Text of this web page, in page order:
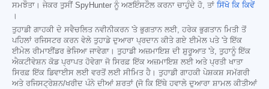
ਸਮਝੌਤਾ। ਜੇਕਰ ਤੁਸੀਂ SpyHunter ਨੂੰ ਅਣਇੰਸਟੌਲ ਕਰਨਾ ਚਾਹੁੰਦੇ ਹੋ, ਤਾਂ ਸਿੱਖੋ ਕਿ ਕਿਵੇਂ
।
ਤੁਹਾਡੀ ਗਾਹਕੀ ਦੇ ਸਵੈਚਲਿਤ ਨਵੀਨੀਕਰਨ 'ਤੇ ਭੁਗਤਾਨ ਲਈ, ਹਰੇਕ ਭੁਗਤਾਨ ਮਿਤੀ ਤੋਂ
ਪਹਿਲਾਂ ਰਜਿਸਟਰ ਕਰਨ ਵੇਲੇ ਤੁਹਾਡੇ ਦੁਆਰਾ ਪ੍ਰਦਾਨ ਕੀਤੇ ਗਏ ਈਮੇਲ ਪਤੇ 'ਤੇ ਇੱਕ
ਈਮੇਲ ਰੀਮਾਈਂਡਰ ਭੇਜਿਆ ਜਾਵੇਗਾ। ਤੁਹਾਡੀ ਅਜ਼ਮਾਇਸ਼ ਦੀ ਸ਼ੁਰੂਆਤ 'ਤੇ, ਤੁਹਾਨੂੰ ਇੱਕ
ਐਕਟੀਵੇਸ਼ਨ ਕੋਡ ਪ੍ਰਾਪਤ ਹੋਵੇਗਾ ਜੋ ਸਿਰਫ਼ ਇੱਕ ਅਜ਼ਮਾਇਸ਼ ਲਈ ਅਤੇ ਪ੍ਰਤੀ ਖਾਤਾ
ਸਿਰਫ਼ ਇੱਕ ਡਿਵਾਈਸ ਲਈ ਵਰਤੋਂ ਲਈ ਸੀਮਿਤ ਹੈ। ਤੁਹਾਡੀ ਗਾਹਕੀ ਪੇਸ਼ਕਸ਼ ਸਮੱਗਰੀ
ਅਤੇ ਰਜਿਸਟ੍ਰੇਸ਼ਨ/ਖਰੀਦ ਪੰਨੇ ਦੀਆਂ ਸ਼ਰਤਾਂ (ਜੋ ਕਿ ਇੱਥੇ ਹਵਾਲੇ ਦੁਆਰਾ ਸ਼ਾਮਲ ਕੀਤੀਆਂ